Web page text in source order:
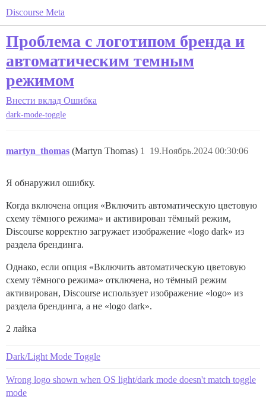
Discourse Meta
Проблема с логотипом бренда и
автоматическим темным
режимом
Внести вклад Ошибка
dark-mode-toggle
martyn_thomas (Martyn Thomas) 19.Ноябрь.2024 00:30:06
1
Я обнаружил ошибку.
Когда включена опция «Включить автоматическую цветовую
схему тёмного режима» и активирован тёмный режим,
Discourse корректно загружает изображение «logo dark» из
раздела брендинга.
Однако, если опция «Включить автоматическую цветовую
схему тёмного режима» отключена, но тёмный режим
активирован, Discourse использует изображение «logo» из
раздела брендинга, а не «logo dark».
2 лайка
Dark/Light Mode Toggle
Wrong logo shown when OS light/dark mode doesn't match toggle
mode